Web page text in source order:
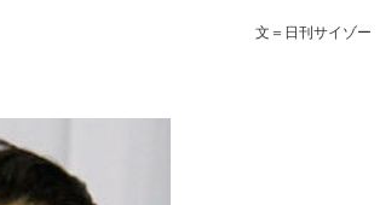
文＝ 日刊サイゾー